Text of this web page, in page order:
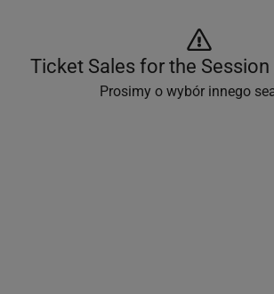
Ticket Sales for the Session
Prosimy o wybór innego